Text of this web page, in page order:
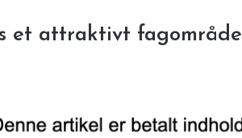
et attraktivt fagområde